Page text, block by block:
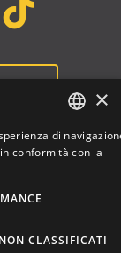
ENGLISH
×
di
conformità con la
NON CLASSIFICATI